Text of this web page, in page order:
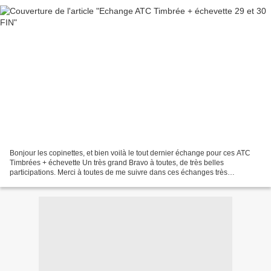
Bonjour les copinettes, et bien voilà le tout dernier échange pour ces ATC
Timbrées + échevette Un très grand Bravo à toutes, de très belles
participations. Merci à toutes de me suivre dans ces échanges très